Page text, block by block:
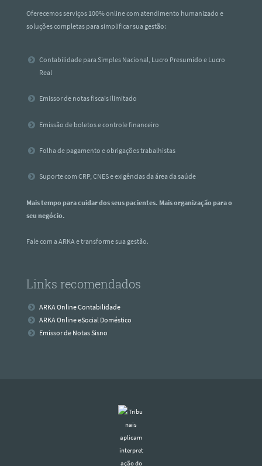
Oferecemos serviços 100% online com atendimento humanizado e
soluções completas para simplificar sua gestão:
Contabilidade para Simples Nacional, Lucro Presumido e Lucro
Real
Emissor de notas fiscais ilimitado
Emissão de boletos e controle financeiro
Folha de pagamento e obrigações trabalhistas
Suporte com CRP, CNES e exigências da área da saúde
Mais tempo para cuidar dos seus pacientes. Mais organização para o
seu negócio.
Fale com a ARKA e transforme sua gestão.
Links recomendados
ARKA Online Contabilidade
ARKA Online eSocial Doméstico
Emissor de Notas Sisno